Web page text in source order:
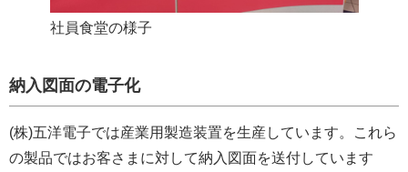
社員食堂の様子
納入図面の電子化
(株)五洋電子では産業用製造装置を生産しています。これら
の製品ではお客さまに対して納入図面を送付しています